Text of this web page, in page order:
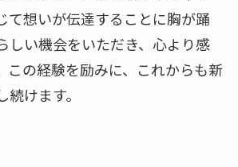
て想いが伝達することに胸が踊
しい機会をいただき、心より感
この経験を励みに、これからも新
けます。